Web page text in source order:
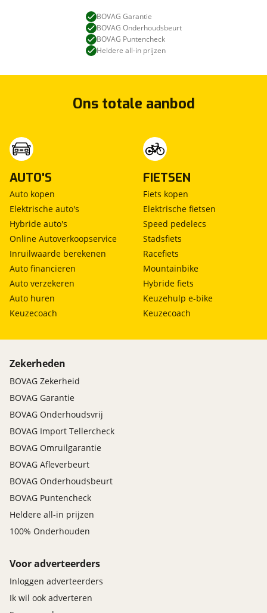
BOVAG Garantie
BOVAG Onderhoudsbeurt
BOVAG Puntencheck
Heldere all-in prijzen
Ons totale aanbod
AUTO'S
Auto kopen
Elektrische auto's
Hybride auto's
Online Autoverkoopservice
Inruilwaarde berekenen
Auto financieren
Auto verzekeren
Auto huren
Keuzecoach
FIETSEN
Fiets kopen
Elektrische fietsen
Speed pedelecs
Stadsfiets
Racefiets
Mountainbike
Hybride fiets
Keuzehulp e-bike
Keuzecoach
Zekerheden
BOVAG Zekerheid
BOVAG Garantie
BOVAG Onderhoudsvrij
BOVAG Import Tellercheck
BOVAG Omruilgarantie
BOVAG Afleverbeurt
BOVAG Onderhoudsbeurt
BOVAG Puntencheck
Heldere all-in prijzen
100% Onderhouden
Voor adverteerders
Inloggen adverteerders
Ik wil ook adverteren